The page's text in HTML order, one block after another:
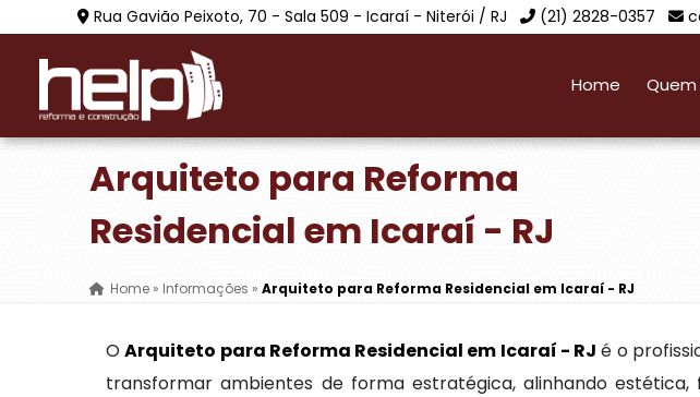
Rua Gavião Peixoto, 70 - Sala 509 - Icaraí - Niterói / RJ (21) 2828-0357
Home
Arquiteto para Reforma
Residencial em Icaraí - RJ
Home »Informações »Arquiteto para Reforma Residencial em Icaraí - RJ
OArquiteto para Reforma Residencial em Icaraí - RJ é o
transformar ambientes de forma estratégica, alinhando estética,